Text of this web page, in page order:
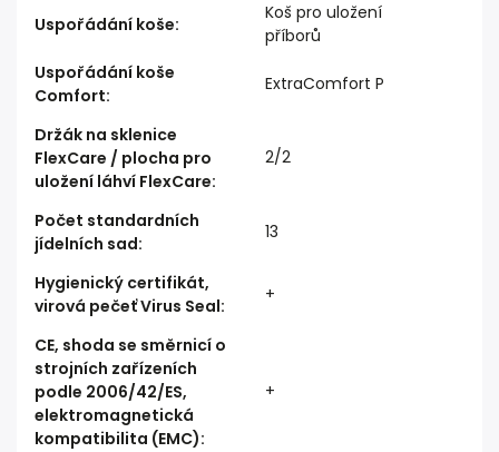
Uspořádání koše:
Koš pro uložení
příborů
Uspořádání koše
Comfort:
ExtraComfort P
Držák na sklenice
FlexCare / plocha pro
uložení láhví FlexCare:
2/2
Počet standardních
jídelních sad:
13
Hygienický certifikát,
virová pečeť Virus Seal:
+
CE, shoda se směrnicí o
strojních zařízeních
podle 2006/42/ES,
elektromagnetická
kompatibilita (EMC):
+